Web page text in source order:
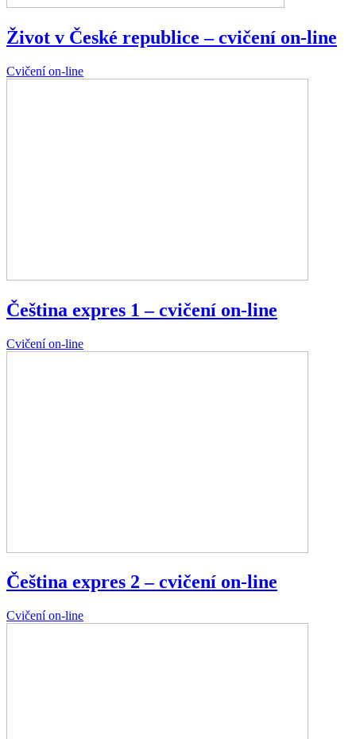
Život v České republice – cvičení on-line
Cvičení on-line
Čeština expres 1 – cvičení on-line
Cvičení on-line
Čeština expres 2 – cvičení on-line
Cvičení on-line